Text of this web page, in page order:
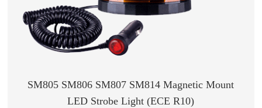
SM805 SM806 SM807 SM814 Magnetic Mount
LED Strobe Light (ECE R10)